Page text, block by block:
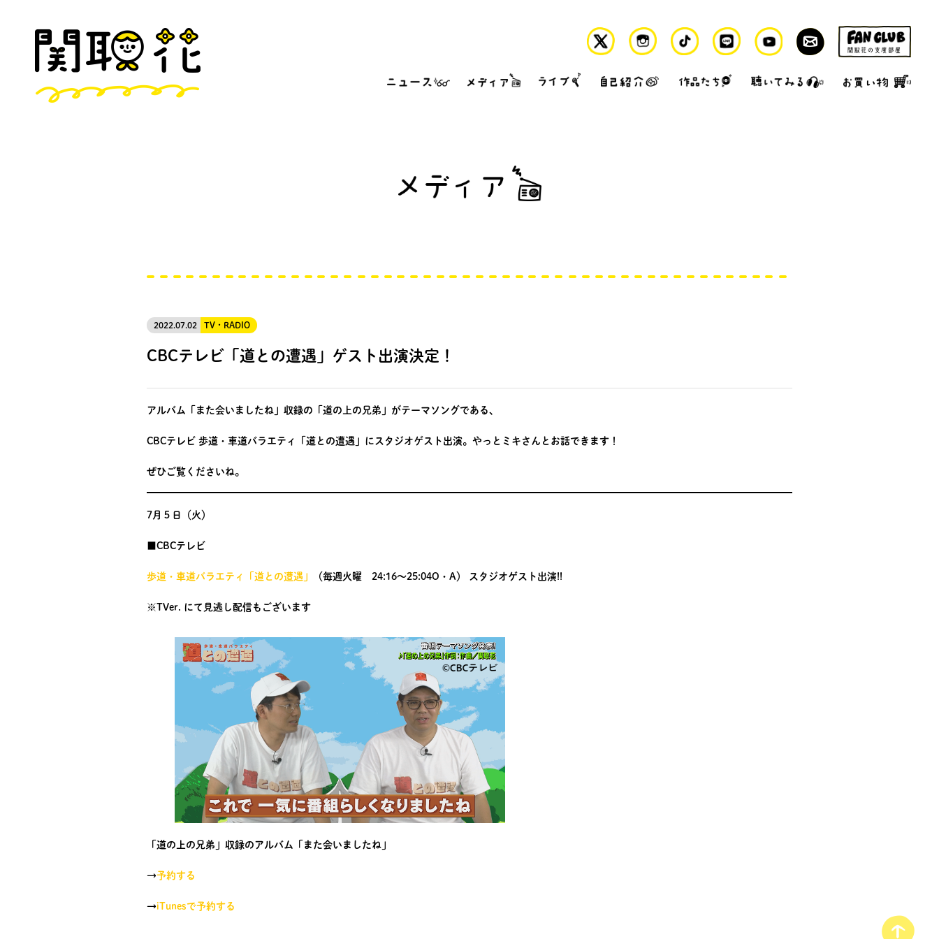
2022.07.02 TV・RADIO
CBCテレビ「道との遭遇」ゲスト出演決定！
アルバム「また会いましたね」収録の「道の上の兄弟」がテーマソングである、
CBCテレビ 歩道・車道バラエティ「道との遭遇」にスタジオゲスト出演。やっとミキさんとお話できます！
ぜひご覧くださいね。
7月５日（火）
■CBCテレビ
歩道・車道バラエティ「道との遭遇」 （毎週火曜 24:16～25:04O・A） スタジオゲスト出演!!
※TVer. にて見逃し配信もございます
「道の上の兄弟」収録のアルバム「また会いましたね」
→予約する
→iTunesで予約する